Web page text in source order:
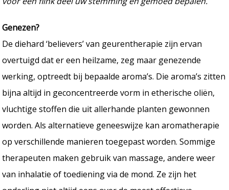
Genezen?
De diehard ‘believers’ van geurentherapie zijn ervan
overtuigd dat er een heilzame, zeg maar genezende
werking, optreedt bij bepaalde aroma’s. Die aroma’s zitten
bijna altijd in geconcentreerde vorm in etherische oliën,
vluchtige stoffen die uit allerhande planten gewonnen
worden. Als alternatieve geneeswijze kan aromatherapie
op verschillende manieren toegepast worden. Sommige
therapeuten maken gebruik van massage, andere weer
van inhalatie of toediening via de mond. Ze zijn het